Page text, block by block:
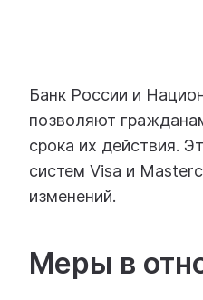
Банк России и
позволяют
срока их действия.
систем Visa и
изменений.
Меры в